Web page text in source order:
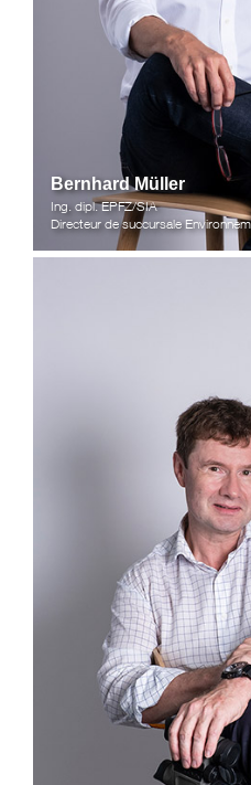
Bernhard Müller
Ing. dipl. EPFZ/SIA
Directeur de succursale